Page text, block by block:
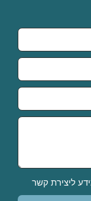
ליצירת קשר